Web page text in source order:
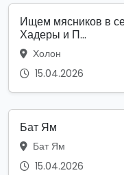
Ищем мясников в
Хадеры и П...
Холон
15.04.2026
Бат Ям
Бат Ям
15.04.2026